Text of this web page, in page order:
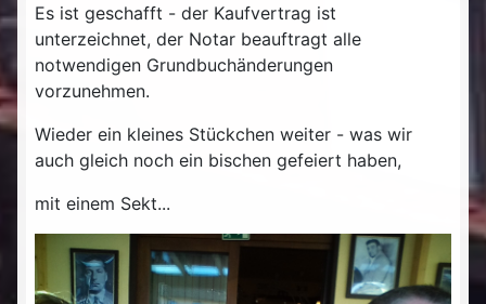
Es ist geschafft - der Kaufvertrag ist
unterzeichnet, der Notar beauftragt alle
notwendigen Grundbuchänderungen
vorzunehmen.
Wieder ein kleines Stückchen weiter - was wir
auch gleich noch ein bischen gefeiert haben,
mit einem Sekt...